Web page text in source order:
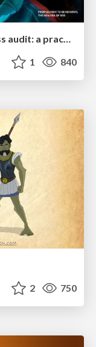
1 840
2 750